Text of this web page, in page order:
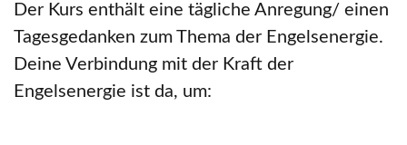
Der Kurs enthält eine tägliche Anregung/ einen
Tagesgedanken zum Thema der Engelsenergie.
Deine Verbindung mit der Kraft der
Engelsenergie ist da, um: